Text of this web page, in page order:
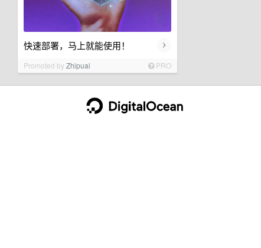
快速部署，马上就能使用！ ›
Promoted byZhipuai PRO